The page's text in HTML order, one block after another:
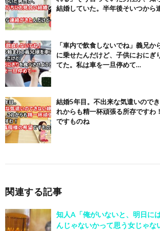
結婚していた。半年後そいつから
「車内で飲食しないでね」義兄
に乗せたんだけど、子供におにぎ
てた。私は車を一旦停めて…
結婚5年目。不出来な気遣いので
れからも精一杯頑張る所存ですわ
ですものね
関連する記事
知人A「俺がいないと、明日に
んじゃないかって思う女じゃな